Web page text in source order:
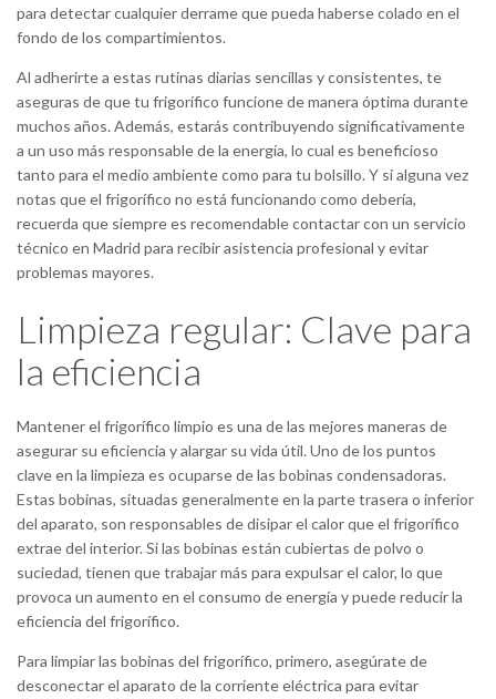
para detectar cualquier derrame que pueda haberse colado en el
fondo de los compartimientos.
Al adherirte a estas rutinas diarias sencillas y consistentes, te
aseguras de que tu frigorífico funcione de manera óptima durante
muchos años. Además, estarás contribuyendo significativamente
a un uso más responsable de la energía, lo cual es beneficioso
tanto para el medio ambiente como para tu bolsillo. Y si alguna vez
notas que el frigorífico no está funcionando como debería,
recuerda que siempre es recomendable contactar con un servicio
técnico en Madrid para recibir asistencia profesional y evitar
problemas mayores.
Limpieza regular: Clave para
la eficiencia
Mantener el frigorífico limpio es una de las mejores maneras de
asegurar su eficiencia y alargar su vida útil. Uno de los puntos
clave en la limpieza es ocuparse de las bobinas condensadoras.
Estas bobinas, situadas generalmente en la parte trasera o inferior
del aparato, son responsables de disipar el calor que el frigorífico
extrae del interior. Si las bobinas están cubiertas de polvo o
suciedad, tienen que trabajar más para expulsar el calor, lo que
provoca un aumento en el consumo de energía y puede reducir la
eficiencia del frigorífico.
Para limpiar las bobinas del frigorífico, primero, asegúrate de
desconectar el aparato de la corriente eléctrica para evitar